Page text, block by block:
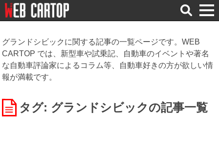
検
索
グランドシビックに関する記事の一覧ページです。WEB
CARTOP では、新型車や試乗記、自動車のイベントや著名
な自動車評論家によるコラム等、自動車好きの方が欲しい情
報が満載です。
タグ: グランドシビックの記事一覧